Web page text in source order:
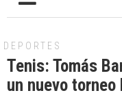
DEPORTES
Tenis: Tomás
un nuevo torneo